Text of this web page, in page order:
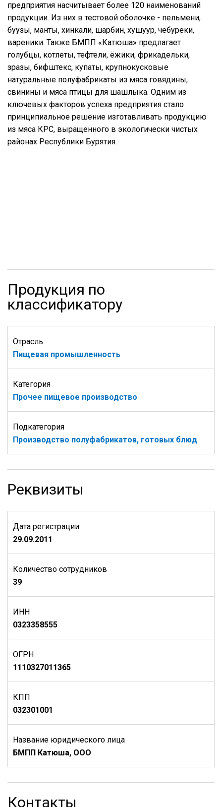
предприятия насчитывает более 120 наименований
продукции. Из них в тестовой оболочке - пельмени,
буузы, манты, хинкали, шарбин, хушуур, чебуреки,
вареники. Также БМПП «Катюша» предлагает
голубцы, котлеты, тефтели, ёжики, фрикадельки,
зразы, бифштекс, купаты, крупнокусковые
натуральные полуфабрикаты из мяса говядины,
свинины и мяса птицы для шашлыка. Одним из
ключевых факторов успеха предприятия стало
принципиальное решение изготавливать продукцию
из мяса КРС, выращенного в экологически чистых
районах Республики Бурятия.
Продукция по
классификатору
Отрасль
Пищевая промышленность
Категория
Прочее пищевое производство
Подкатегория
Производство полуфабрикатов, готовых блюд
Реквизиты
Дата регистрации
29.09.2011
Количество сотрудников
39
ИНН
0323358555
ОГРН
1110327011365
КПП
032301001
Название юридического лица
БМПП Катюша, ООО
Контакты